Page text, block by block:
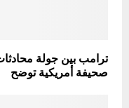
ترامب بين جولة
صحيفة أمريكية توضح